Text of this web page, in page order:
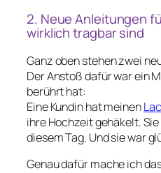
2. Neue Anleitungen
wirklich tragbar sind
Ganz oben stehen zwei
Der Anstoß dafür war ein
berührt hat:
Eine Kundin hat meinen
ihre Hochzeit gehäkelt.
diesem Tag. Und sie war
Genau dafür mache ich